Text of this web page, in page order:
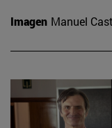
Imagen Manuel